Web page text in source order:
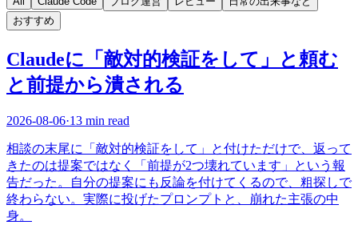
おすすめ
Claudeに「敵対的検証をして」と頼む
と前提から潰される
2026-08-06·13 min read
相談の末尾に「敵対的検証をして」と付けただけで、返って
きたのは提案ではなく「前提が2つ壊れています」という報
告だった。自分の提案にも反論を付けてくるので、粗探しで
終わらない。実際に投げたプロンプトと、崩れた主張の中
身。